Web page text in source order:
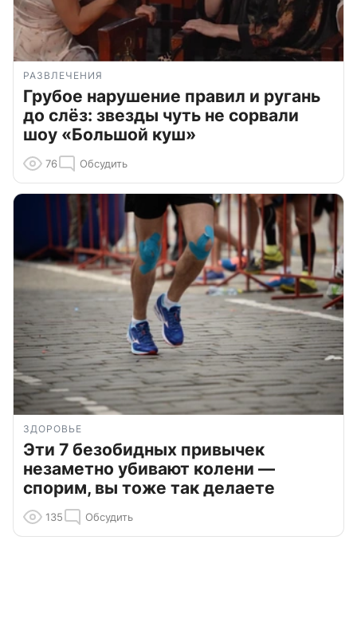
РАЗВЛЕЧЕНИЯ
Грубое нарушение правил и ругань
до слёз: звезды чуть не сорвали
шоу «Большой куш»
76 Обсудить
ЗДОРОВЬЕ
Эти 7 безобидных привычек
незаметно убивают колени —
спорим, вы тоже так делаете
135 Обсудить